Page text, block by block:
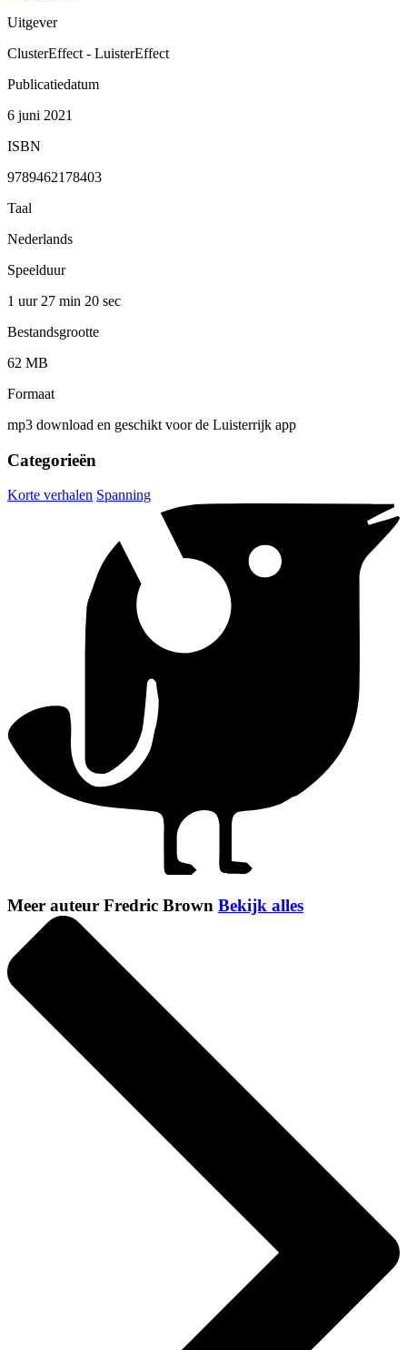
Uitgever
ClusterEffect - LuisterEffect
Publicatiedatum
6 juni 2021
ISBN
9789462178403
Taal
Nederlands
Speelduur
1 uur 27 min 20 sec
Bestandsgrootte
62 MB
Formaat
mp3 download en geschikt voor de Luisterrijk app
Categorieën
Korte verhalen Spanning
Meer auteur Fredric Brown Bekijk alles